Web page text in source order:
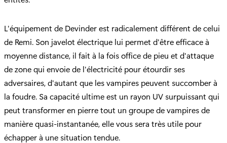
L'équipement de Devinder est radicalement différent de celui
de Remi. Son javelot électrique lui permet d'être efficace à
moyenne distance, il fait à la fois office de pieu et d'attaque
de zone qui envoie de l'électricité pour étourdir ses
adversaires, d'autant que les vampires peuvent succomber à
la foudre. Sa capacité ultime est un rayon UV surpuissant qui
peut transformer en pierre tout un groupe de vampires de
manière quasi-instantanée, elle vous sera très utile pour
échapper à une situation tendue.